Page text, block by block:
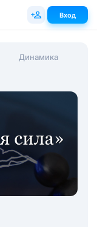
Динамика
Вход